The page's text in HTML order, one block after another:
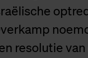
resolutie